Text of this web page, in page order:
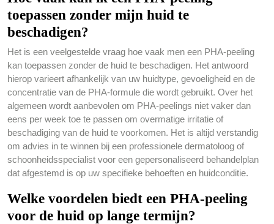
toepassen zonder mijn huid te
beschadigen?
Het is een veelgestelde vraag hoe vaak men een PHA-peeling
kan toepassen zonder de huid te beschadigen. Het antwoord
hierop varieert afhankelijk van uw huidtype, gevoeligheid en de
concentratie van de PHA-formule die wordt gebruikt. Over het
algemeen wordt aanbevolen om PHA-peelings niet vaker dan
eens per week toe te passen om overmatige irritatie of
beschadiging van de huid te voorkomen. Het is altijd verstandig
om advies in te winnen bij een professionele dermatoloog of
schoonheidsspecialist voor een gepersonaliseerd behandelplan
dat afgestemd is op uw specifieke behoeften en huidconditie.
Welke voordelen biedt een PHA-peeling
voor de huid op lange termijn?